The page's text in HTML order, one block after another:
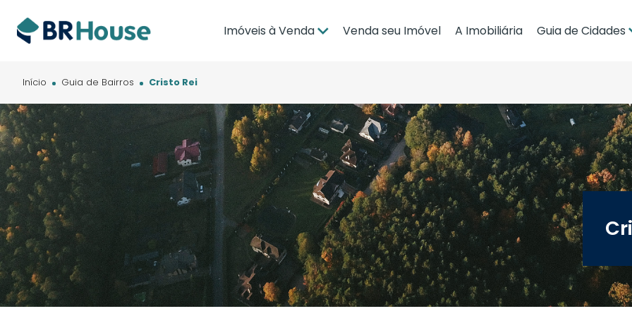
Imóveis à Venda
Imóveis em Cuiabá
Venda seu Imóvel A Imobiliária Guia de Cidades
Cuiabá
Guia de Regiões
Início Guia de Bairros Cristo Rei